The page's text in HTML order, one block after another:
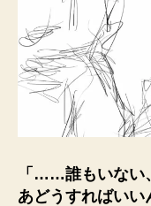
「……誰もいない
あどうすればい